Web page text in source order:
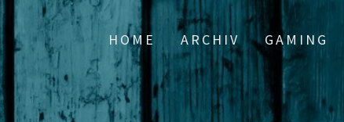
HOME ARCHIV GAMING